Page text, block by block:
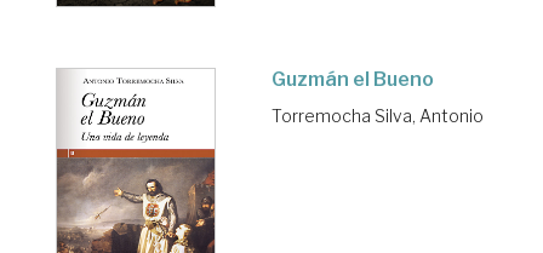
Guzmán el Bueno
Torremocha Silva, Antonio